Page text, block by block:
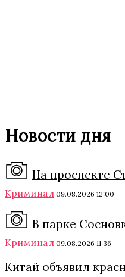
Новости дня
На проспекте
Криминал 09.08.2026 12:00
В парке
Криминал 09.08.2026 11:36
Китай объявил